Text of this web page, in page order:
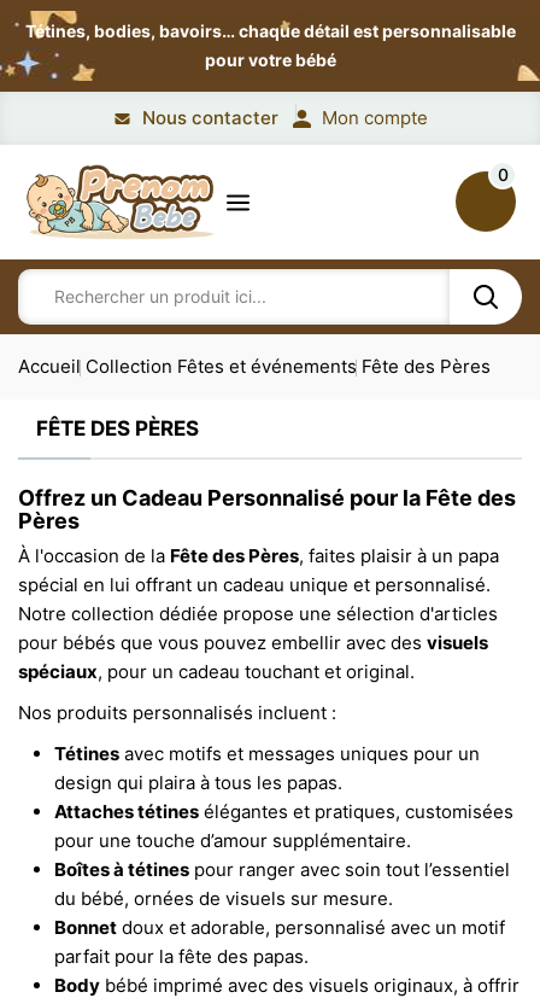
Tétines, bodies, bavoirs…chaque détail est personnalisable
pour votre bébé
Nous contacter Mon compte
0
Accueil Collection Fêtes et événements Fête des Pères
FÊTE DES PÈRES
Offrez un Cadeau Personnalisé pour la Fête des
Pères
À l'occasion de la Fête des Pères, faites plaisir à un papa
spécial en lui offrant un cadeau unique et personnalisé.
Notre collection dédiée propose une sélection d'articles
pour bébés que vous pouvez embellir avec des visuels
spéciaux, pour un cadeau touchant et original.
Nos produits personnalisés incluent :
Tétines avec motifs et messages uniques pour un
design qui plaira à tous les papas.
Attaches tétines élégantes et pratiques, customisées
pour une touche d’amour supplémentaire.
Boîtes à tétines pour ranger avec soin tout l’essentiel
du bébé, ornées de visuels sur mesure.
Bonnet doux et adorable, personnalisé avec un motif
parfait pour la fête des papas.
Body bébé imprimé avec des visuels originaux, à offrir